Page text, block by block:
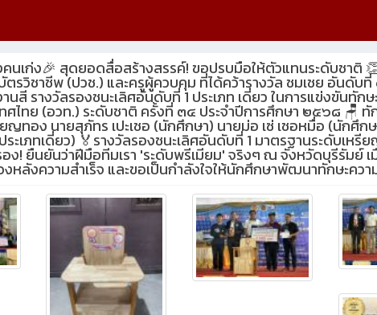
เก่ง🎉 สุดยอดสื่อสร้างสรรค์! ขอปรบมือให้ตัวแทนระดับชาติ
รวิชาชีพ (ปวช.) และครูผู้ควบคุม ที่ได้คว้ารางวัล ชมเชย อันดับ
นสี รางวัลรองชนะเลิศอันดับที่ 1 ประเภท เดี่ยว ในการแข่งขันทั
ไทย (อวท.) ระดับชาติ ครั้งที่ ๓๔ ประจำปีการศึกษา ๒๕๖๘ 🪑 ทั
ญทอง นายสุภัทร เปะเชอ (นักศึกษา) นายม่อ เซ่ เชอหมื่อ (นักศึก
ะเภทเดี่ยว) 🏅รางวัลรองชนะเลิศอันดับที่ 1 มาตรฐานระดับเห
ง! ยืนยันว่าฝีมือทีมเรา 'ระดับพรีเมียม' จริงๆ ณ จังหวัดบุรีรัม
งความสำเร็จ และขอเป็นกำลังใจให้นักศึกษาพัฒนาทักษะควา